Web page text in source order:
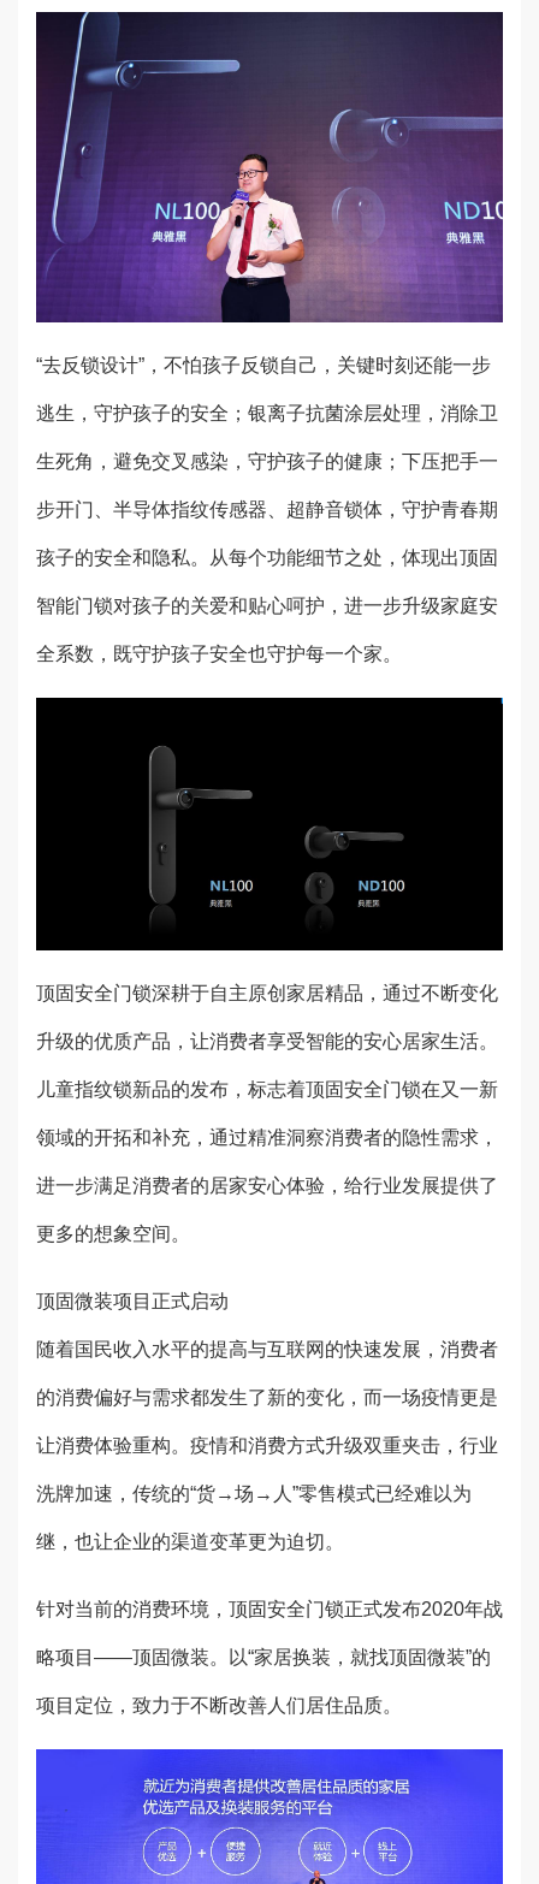
“去反锁设计”，不怕孩子反锁自己，关键时刻还能一步
逃生，守护孩子的安全；银离子抗菌涂层处理，消除卫
生死角，避免交叉感染，守护孩子的健康；下压把手一
步开门、半导体指纹传感器、超静音锁体，守护青春期
孩子的安全和隐私。从每个功能细节之处，体现出顶固
智能门锁对孩子的关爱和贴心呵护，进一步升级家庭安
全系数，既守护孩子安全也守护每一个家。
顶固安全门锁深耕于自主原创家居精品，通过不断变化
升级的优质产品，让消费者享受智能的安心居家生活。
儿童指纹锁新品的发布，标志着顶固安全门锁在又一新
领域的开拓和补充，通过精准洞察消费者的隐性需求，
进一步满足消费者的居家安心体验，给行业发展提供了
更多的想象空间。
顶固微装项目正式启动
随着国民收入水平的提高与互联网的快速发展，消费者
的消费偏好与需求都发生了新的变化，而一场疫情更是
让消费体验重构。疫情和消费方式升级双重夹击，行业
洗牌加速，传统的“货→场→人”零售模式已经难以为
继，也让企业的渠道变革更为迫切。
针对当前的消费环境，顶固安全门锁正式发布2020年战
略项目——顶固微装。以“家居换装，就找顶固微装”的
项目定位，致力于不断改善人们居住品质。